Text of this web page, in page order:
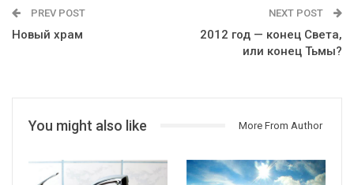
PREV POST
Новый храм
NEXT POST
2012 год — конец Света,
или конец Тьмы?
You might also like More From Author